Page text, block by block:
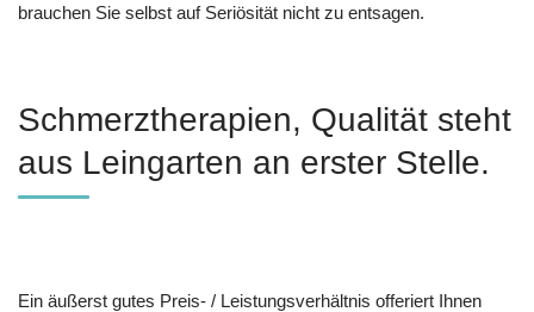
brauchen Sie selbst auf Seriösität nicht zu entsagen.
Schmerztherapien, Qualität steht
aus Leingarten an erster Stelle.
Ein äußerst gutes Preis- / Leistungsverhältnis offeriert Ihnen